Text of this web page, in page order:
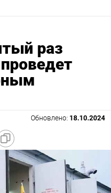
раз
Обновлено: 18.10.2024